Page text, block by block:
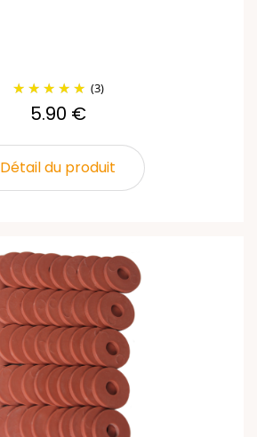
(3)
5.90 €
Détail du produit